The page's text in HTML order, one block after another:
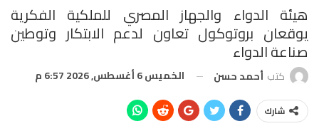
هيئة الدواء والجهاز المصري للملكية الفكرية
يوقعان بروتوكول تعاون لدعم الابتكار وتوطين
صناعة الدواء
كتب أحمد حسن الخميس 6 أغسطس, 2026 6:57 م
شارك